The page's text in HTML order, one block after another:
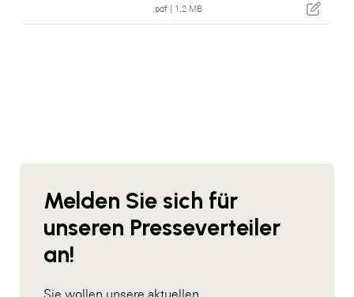
.pdf| 1,2 MB
Melden Sie sich für
unseren Presseverteiler
an!